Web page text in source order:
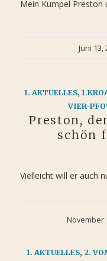
Mein Kumpel Preston
Juni 13,
/
1. AKTUELLES,
VIER-
Preston,
schön
Vielleicht will er auch
November/
1. AKTUELLES, 2.